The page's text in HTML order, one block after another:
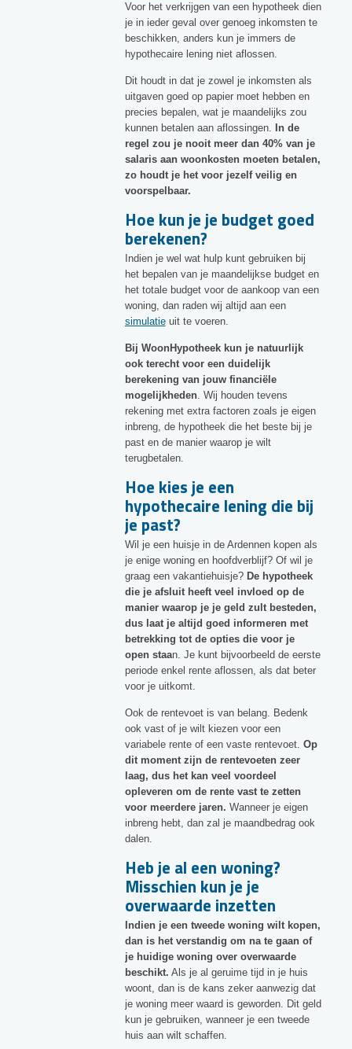
Voor het verkrijgen van een hypotheek dien
je in ieder geval over genoeg inkomsten te
beschikken, anders kun je immers de
hypothecaire lening niet aflossen.
Dit houdt in dat je zowel je inkomsten als
uitgaven goed op papier moet hebben en
precies bepalen, wat je maandelijks zou
kunnen betalen aan aflossingen.
In de
regel zou je nooit meer dan 40% van je
salaris aan woonkosten moeten betalen,
zo houdt je het voor jezelf veilig en
voorspelbaar.
Hoe kun je je budget goed
berekenen?
Indien je wel wat hulp kunt gebruiken bij
het bepalen van je maandelijkse budget en
het totale budget voor de aankoop van een
woning, dan raden wij altijd aan een
simulatieuit te voeren.
Bij WoonHypotheek kun je natuurlijk
ook terecht voor een duidelijk
berekening van jouw financiële
mogelijkheden. Wij houden tevens
rekening met extra factoren zoals je eigen
inbreng, de hypotheek die het beste bij je
past en de manier waarop je wilt
terugbetalen.
Hoe kies je een
hypothecaire lening die bij
je past?
Wil je een huisje in de Ardennen kopen als
je enige woning en hoofdverblijf? Of wil je
graag een vakantiehuisje? De hypotheek
die je afsluit heeft veel invloed op de
manier waarop je je geld zult besteden,
dus laat je altijd goed informeren met
betrekking tot de opties die voor je
open staan. Je kunt bijvoorbeeld de eerste
periode enkel rente aflossen, als dat beter
voor je uitkomt.
Ook de rentevoet is van belang. Bedenk
ook vast of je wilt kiezen voor een
variabele rente of een vaste rentevoet. Op
dit moment zijn de rentevoeten zeer
laag, dus het kan veel voordeel
opleveren om de rente vast te zetten
voor meerdere jaren. Wanneer je eigen
inbreng hebt, dan zal je maandbedrag ook
dalen.
Heb je al een woning?
Misschien kun je je
overwaarde inzetten
Indien je een tweede woning wilt kopen,
dan is het verstandig om na te gaan of
je huidige woning over overwaarde
beschikt. Als je al geruime tijd in je huis
woont, dan is de kans zeker aanwezig dat
je woning meer waard is geworden. Dit geld
kun je gebruiken, wanneer je een tweede
huis aan wilt schaffen.